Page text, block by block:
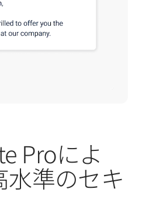
Proによ
準のセキ